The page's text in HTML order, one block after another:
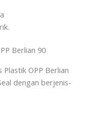
Berlian 90
Plastik OPP Berlian
dengan berjenis-